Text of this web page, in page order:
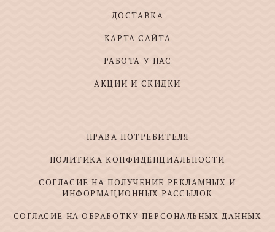
ДОСТАВКА
КАРТА САЙТА
РАБОТА У НАС
АКЦИИ И СКИДКИ
ПРАВА ПОТРЕБИТЕЛЯ
ПОЛИТИКА КОНФИДЕНЦИАЛЬНОСТИ
СОГЛАСИЕ НА ПОЛУЧЕНИЕ РЕКЛАМНЫХ И
ИНФОРМАЦИОННЫХ РАССЫЛОК
СОГЛАСИЕ НА ОБРАБОТКУ ПЕРСОНАЛЬНЫХ ДАННЫХ